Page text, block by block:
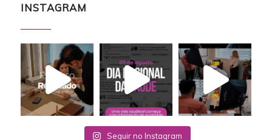
INSTAGRAM
Seguir no Instagram